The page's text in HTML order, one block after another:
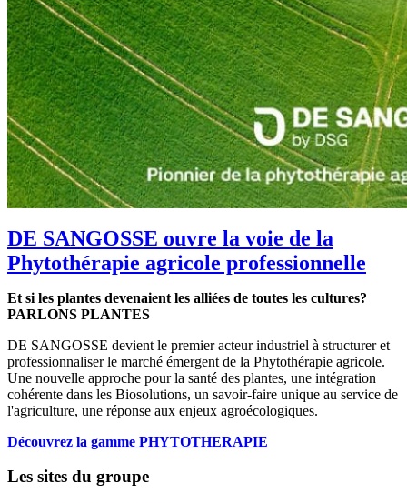
DE SANGOSSE ouvre la voie de la
Phytothérapie agricole professionnelle
Et si les plantes devenaient les alliées de toutes les cultures?
PARLONS PLANTES
DE SANGOSSE devient le premier acteur industriel à structurer et
professionnaliser le marché émergent de la Phytothérapie agricole.
Une nouvelle approche pour la santé des plantes, une intégration
cohérente dans les Biosolutions, un savoir-faire unique au service de
l'agriculture, une réponse aux enjeux agroécologiques.
Découvrez la gamme PHYTOTHERAPIE
Les sites du groupe